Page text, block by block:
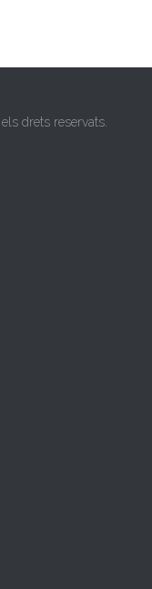
drets reservats.